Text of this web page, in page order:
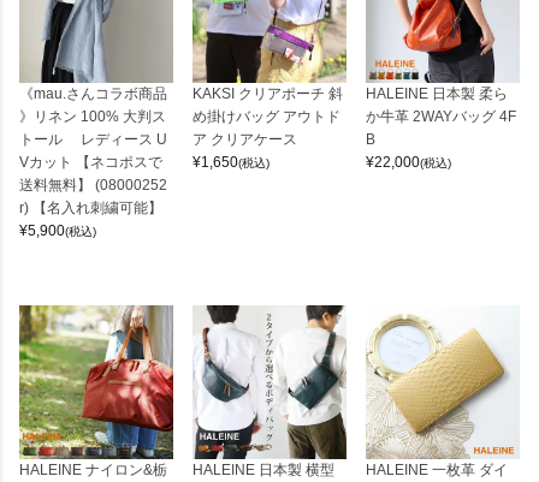
《mau.さんコラボ商品
》リネン 100% 大判ス
トール レディース U
Vカット 【ネコポスで
送料無料】 (08000252
r) 【名入れ刺繍可能】
¥5,900(税込)
KAKSI クリアポーチ 斜
め掛けバッグ アウトド
ア クリアケース
¥1,650(税込)
HALEINE 日本製 柔ら
か牛革 2WAYバッグ 4F
B
¥22,000(税込)
HALEINE ナイロン&栃
HALEINE 日本製 横型
HALEINE 一枚革 ダイ